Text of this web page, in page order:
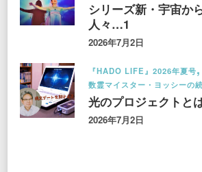
シリーズ新・宇宙か
人々…1
2026年7月2日
『HADO LIFE』2026年夏号
数霊マイスター・ヨッシーの
光のプロジェクトと
2026年7月2日